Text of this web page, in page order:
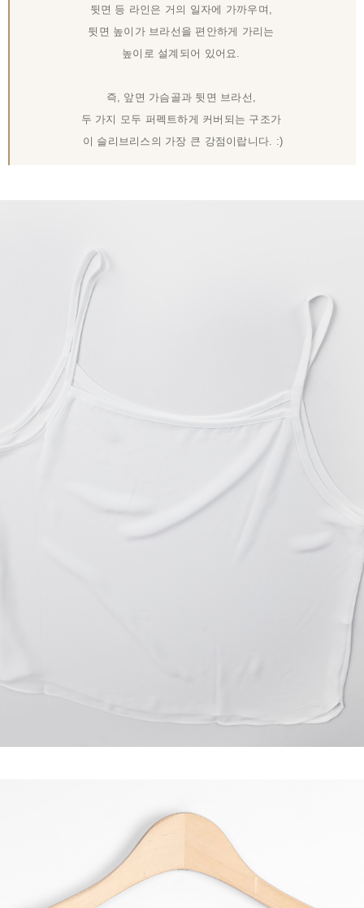
뒷면 등 라인은 거의 일자에 가까우며,
뒷면 높이가 브라선을 편안하게 가리는
높이로 설계되어 있어요.
즉, 앞면 가슴골과 뒷면 브라선,
두 가지 모두 퍼펙트하게 커버되는 구조가
이 슬리브리스의 가장 큰 강점이랍니다. :)